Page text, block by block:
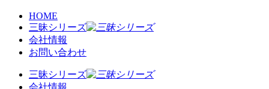
HOME
三昧シリーズ
会社情報
お問い合わせ
三昧シリーズ
会社情報